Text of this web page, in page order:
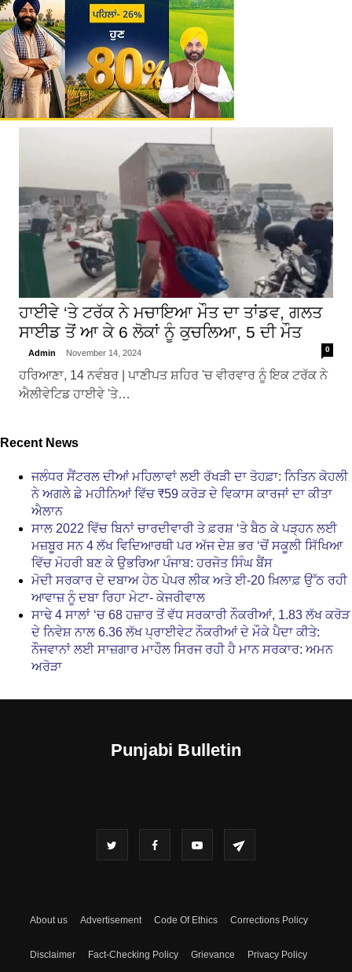
ਹਾਈਵੇ ‘ਤੇ ਟਰੱਕ ਨੇ ਮਚਾਇਆ ਮੌਤ ਦਾ ਤਾਂਡਵ, ਗਲਤ
ਸਾਈਡ ਤੋਂ ਆ ਕੇ 6 ਲੋਕਾਂ ਨੂੰ ਕੁਚਲਿਆ, 5 ਦੀ ਮੌਤ
Admin November 14, 2024 0
ਹਰਿਆਣਾ, 14 ਨਵੰਬਰ | ਪਾਣੀਪਤ ਸ਼ਹਿਰ 'ਚ ਵੀਰਵਾਰ ਨੂੰ ਇਕ ਟਰੱਕ ਨੇ
ਐਲੀਵੇਟਿਡ ਹਾਈਵੇ 'ਤੇ…
Recent News
ਜਲੰਧਰ ਸੈਂਟਰਲ ਦੀਆਂ ਮਹਿਲਾਵਾਂ ਲਈ ਰੱਖੜੀ ਦਾ ਤੋਹਫ਼ਾ: ਨਿਤਿਨ ਕੋਹਲੀ
ਨੇ ਅਗਲੇ ਛੇ ਮਹੀਨਿਆਂ ਵਿੱਚ ₹59 ਕਰੋੜ ਦੇ ਵਿਕਾਸ ਕਾਰਜਾਂ ਦਾ ਕੀਤਾ
ਐਲਾਨ
ਸਾਲ 2022 ਵਿੱਚ ਬਿਨਾਂ ਚਾਰਦੀਵਾਰੀ ਤੇ ਫ਼ਰਸ਼ ‘ਤੇ ਬੈਠ ਕੇ ਪੜ੍ਹਨ ਲਈ
ਮਜ਼ਬੂਰ ਸਨ 4 ਲੱਖ ਵਿਦਿਆਰਥੀ ਪਰ ਅੱਜ ਦੇਸ਼ ਭਰ ‘ਚੋਂ ਸਕੂਲੀ ਸਿੱਖਿਆ
ਵਿੱਚ ਮੋਹਰੀ ਬਣ ਕੇ ਉਭਰਿਆ ਪੰਜਾਬ: ਹਰਜੋਤ ਸਿੰਘ ਬੈਂਸ
ਮੋਦੀ ਸਰਕਾਰ ਦੇ ਦਬਾਅ ਹੇਠ ਪੇਪਰ ਲੀਕ ਅਤੇ ਈ-20 ਖ਼ਿਲਾਫ਼ ਉੱਠ ਰਹੀ
ਆਵਾਜ਼ ਨੂੰ ਦਬਾ ਰਿਹਾ ਮੇਟਾ- ਕੇਜਰੀਵਾਲ
ਸਾਢੇ 4 ਸਾਲਾਂ ‘ਚ 68 ਹਜ਼ਾਰ ਤੋਂ ਵੱਧ ਸਰਕਾਰੀ ਨੌਕਰੀਆਂ, 1.83 ਲੱਖ ਕਰੋੜ
ਦੇ ਨਿਵੇਸ਼ ਨਾਲ 6.36 ਲੱਖ ਪ੍ਰਾਈਵੇਟ ਨੌਕਰੀਆਂ ਦੇ ਮੌਕੇ ਪੈਦਾ ਕੀਤੇ:
ਨੌਜਵਾਨਾਂ ਲਈ ਸਾਜ਼ਗਾਰ ਮਾਹੌਲ ਸਿਰਜ ਰਹੀ ਹੈ ਮਾਨ ਸਰਕਾਰ: ਅਮਨ
ਅਰੋੜਾ
Punjabi Bulletin
About us Advertisement Code Of Ethics Corrections Policy
Disclaimer Fact-Checking Policy Grievance Privacy Policy